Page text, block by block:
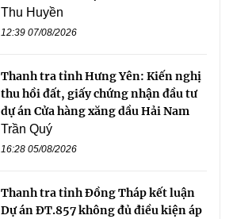
Thu Huyền
12:39 07/08/2026
Thanh tra tỉnh Hưng Yên: Kiến nghị
thu hồi đất, giấy chứng nhận đầu tư
dự án Cửa hàng xăng dầu Hải Nam
Trần Quý
16:28 05/08/2026
Thanh tra tỉnh Đồng Tháp kết luận
Dự án ĐT.857 không đủ điều kiện áp